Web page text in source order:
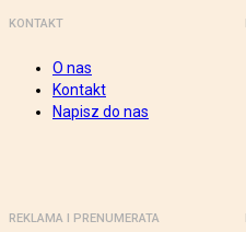
KONTAKT
O nas
Kontakt
Napisz do nas
REKLAMA I PRENUMERATA